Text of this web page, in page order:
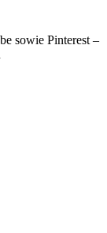
sowie Pinterest –